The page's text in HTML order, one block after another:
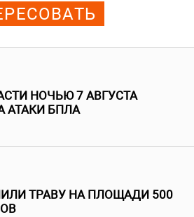
НОЧЬЮ 7 АВГУСТА
АТАКИ БПЛА
ТРАВУ НА ПЛОЩАДИ 500